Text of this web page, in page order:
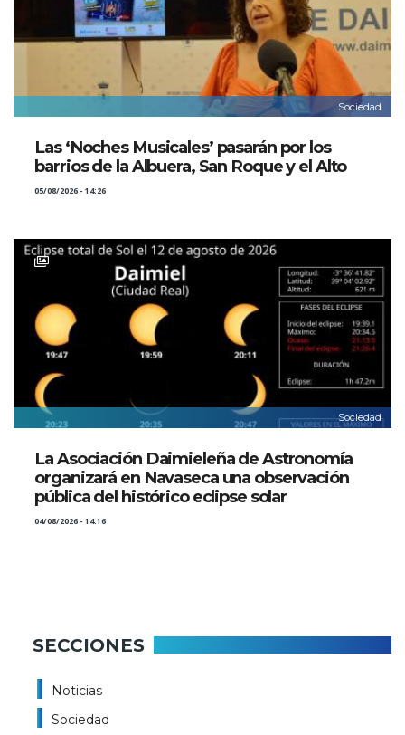
Sociedad
Las ‘Noches Musicales’ pasarán por los
barrios de la Albuera, San Roque y el Alto
05/08/2026 - 14:26
Sociedad
La Asociación Daimieleña de Astronomía
organizará en Navaseca una observación
pública del histórico eclipse solar
04/08/2026 - 14:16
SECCIONES
Noticias
Sociedad